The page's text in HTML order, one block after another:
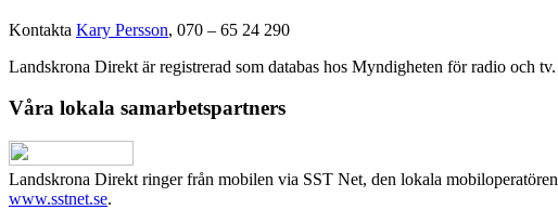
Kontakta Kary Persson, 070 – 65 24 290
Landskrona Direkt är registrerad som databas hos Myndigheten för radio och tv.
Våra lokala samarbetspartners
Landskrona Direkt ringer från mobilen via SST Net, den lokala mobiloperatören
www.sstnet.se.